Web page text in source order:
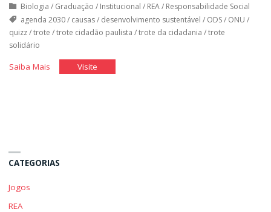
Biologia / Graduação / Institucional / REA/ Responsabilidade Social
agenda 2030/ causas/ desenvolvimento sustentável / ODS/ ONU /
quizz/trote /trote cidadão paulista /trote da cidadania /trote
solidário
Saiba Mais"EncontreVisite"Encontre
CATEGORIAS
Jogos
REA